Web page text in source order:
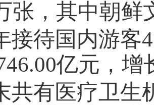
张，其中朝鲜
接待国内游客
亿元，增
共有医疗卫生